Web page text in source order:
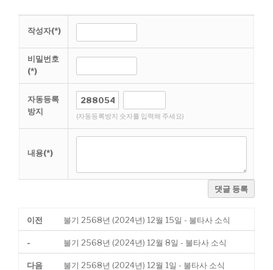
작성자(*)
비밀번호
(*)
자동등록
방지
(자동등록방지 숫자를 입력해 주세요)
내용(*)
댓글 등록
이전 불기 2568년 (2024년) 12월 15일 - 불타사 소식
- 불기 2568년 (2024년) 12월 8일 - 불타사 소식
다음 불기 2568년 (2024년) 12월 1일 - 불타사 소식